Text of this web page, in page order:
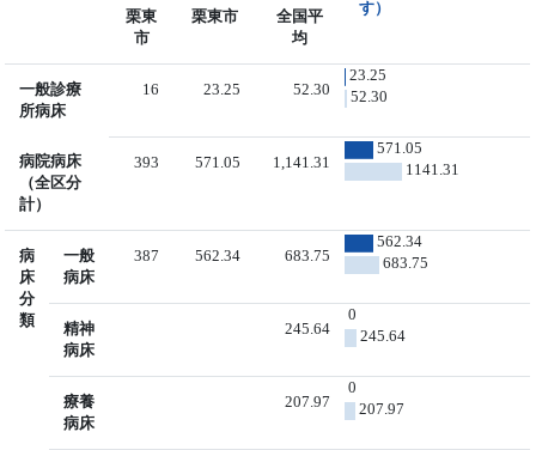
す）
栗東
市
栗東市
全国平
均
一般診療
所病床
16 23.25 52.30
23.25
52.30
病院病床
（全区分
計）
393 571.05 1,141.31
571.05
1141.31
病
床
分
類
一般
病床
387 562.34 683.75
562.34
683.75
精神
病床
245.64
0
245.64
療養
病床
207.97
0
207.97